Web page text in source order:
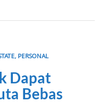
PERSONAL
Dapat
Bebas